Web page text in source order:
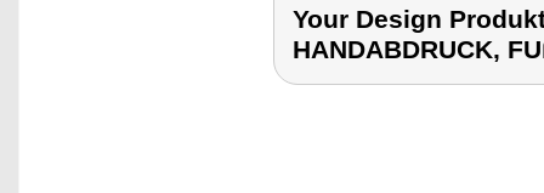
Your Design
HANDABDRUCK,